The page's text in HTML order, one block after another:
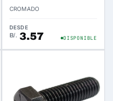
CROMADO
DESDE
B/. 3.57 DISPONIBLE